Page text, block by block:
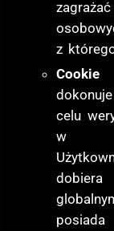
z
Cookie
celu
w